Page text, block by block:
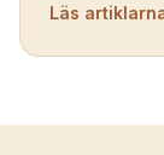
Läs